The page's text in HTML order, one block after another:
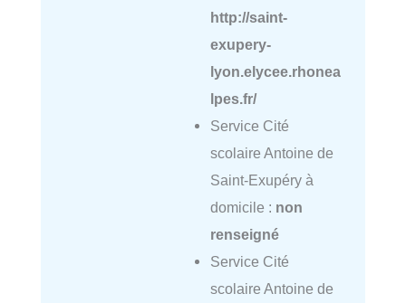
http://saint-
exupery-
lyon.elycee.rhonea
lpes.fr/
Service Cité
scolaire Antoine de
Saint-Exupéry à
domicile : non
renseigné
Service Cité
scolaire Antoine de